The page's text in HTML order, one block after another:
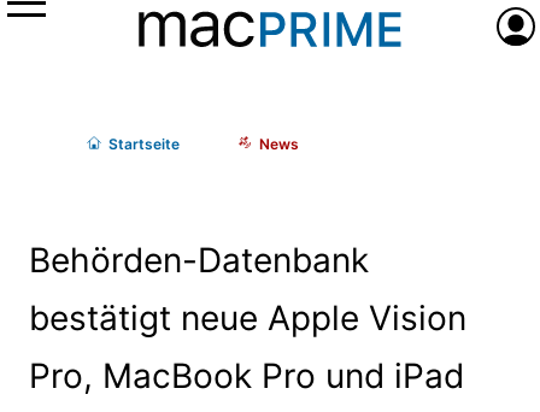
Menü
Startseite News
Behörden-Datenbank
bestätigt neue Apple Vision
Pro, MacBook Pro und iPad